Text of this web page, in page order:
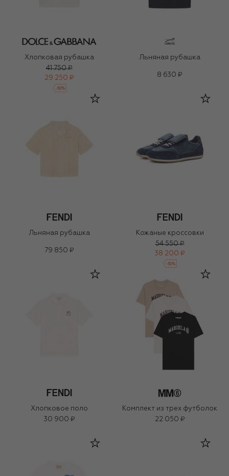
Хлопковая рубашка
41 750 ₽
29 250 ₽
-30%
Льняная рубашка
8 630 ₽
Льняная рубашка
79 850 ₽
Кожаные кроссовки
54 550 ₽
38 200 ₽
-30%
Хлопковое поло
30 900 ₽
Комплект из трех футболок
22 050 ₽